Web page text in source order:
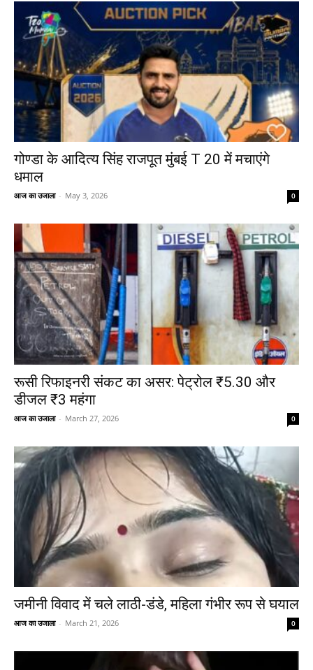
गोण्डा के आदित्य सिंह राजपूत मुंबई T 20 में मचाएंगे
धमाल
आज का उजाला - May 3, 2026 0
रूसी रिफाइनरी संकट का असर: पेट्रोल ₹5.30 और
डीजल ₹3 महंगा
आज का उजाला - March 27, 2026 0
जमीनी विवाद में चले लाठी-डंडे, महिला गंभीर रूप से घयाल
आज का उजाला - March 21, 2026 0